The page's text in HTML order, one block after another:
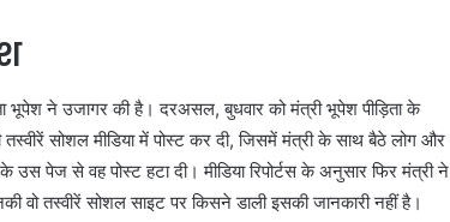
भूपेश ने उजागर की है। दरअसल, बुधवार को मंत्री भूपेश पीड़िता के
सोशल मीडिया में पोस्ट कर दी, जिसमें मंत्री के साथ बैठे लोग और
उस पेज से वह पोस्ट हटा दी। मीडिया रिपोर्टस के अनुसार फिर मंत्री ने
वो तस्वीरें सोशल साइट पर किसने डाली इसकी जानकारी नहीं है।